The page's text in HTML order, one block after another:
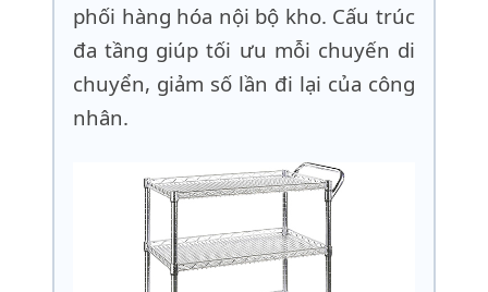
phối hàng hóa nội bộ kho. Cấu trúc
đa tầng giúp tối ưu mỗi chuyến di
chuyển, giảm số lần đi lại của công
nhân.